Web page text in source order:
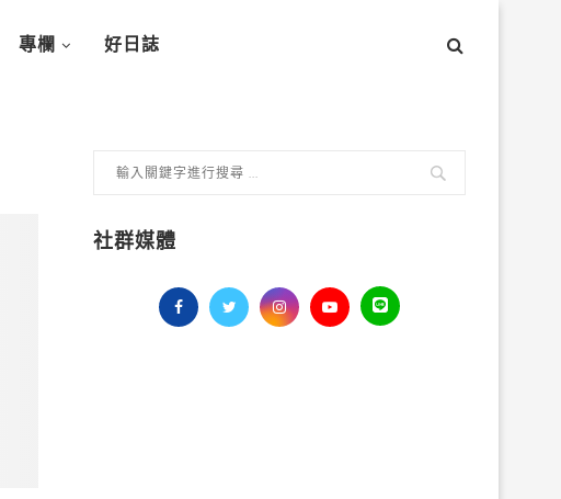
專欄 好日誌
社群媒體